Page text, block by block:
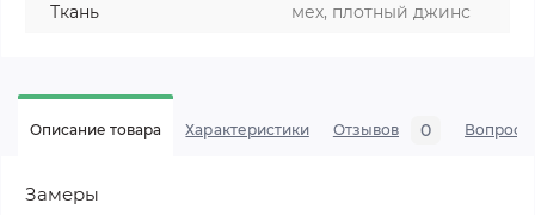
Ткань мех, плотный джинс
Описание товара Характеристики Отзывов 0 Вопросы
Замеры